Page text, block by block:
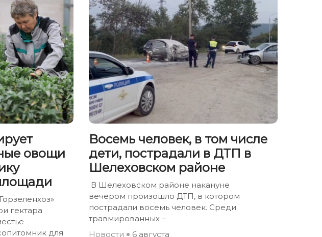
овощи
гектара
для
Восемь человек, в том числе
дети, пострадали в ДТП в
Шелеховском районе
В Шелеховском районе накануне
вечером произошло ДТП, в котором
пострадали восемь человек. Среди
травмированных –
Новости
6 августа